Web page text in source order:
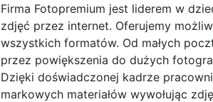
Firma Fotopremium jest liderem w
zdjęć przez internet. Oferujemy
wszystkich formatów. Od małych
przez powiększenia do dużych
Dzięki doświadczonej kadrze
markowych materiałów wywołując